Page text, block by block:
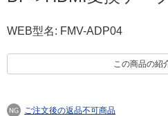
WEB型名: FMV-ADP04
この商品の紹
ご注文後の返品不可商品